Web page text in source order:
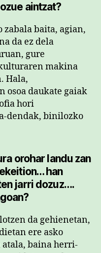
aintzat?
baita, agian,
da ez dela
gure
makina
Hala,
osoa daukate gaiak
hori
dendak, binilozko
orohar landu zan
han
jarri dozuz….
da gehienetan,
ere asko
baina herri-